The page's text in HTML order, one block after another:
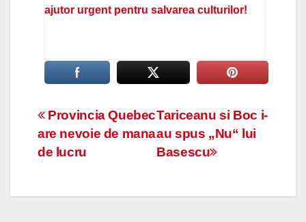
ajutor urgent pentru salvarea culturilor!
Navigare
în
Tariceanu si Boc i-
au spus „Nu“ lui
Basescu
Provincia Quebec
are nevoie de mana
de lucru